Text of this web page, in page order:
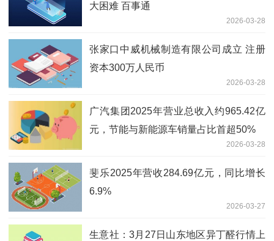
大困难 百事通
2026-03-28
张家口中威机械制造有限公司成立 注册
资本300万人民币
2026-03-28
广汽集团2025年营业总收入约965.42亿
元，节能与新能源车销量占比首超50%
2026-03-28
斐乐2025年营收284.69亿元，同比增长
6.9%
2026-03-27
生意社：3月27日山东地区异丁醛行情上